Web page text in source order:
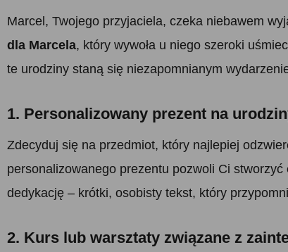
Marcel, Twojego przyjaciela, czeka niebawem
dla Marcela, który wywoła u niego szeroki
te urodziny staną się niezapomnianym
1. Personalizowany prezent na
Zdecyduj się na przedmiot, który najlepiej
personalizowanego prezentu pozwoli Ci
dedykację – krótki, osobisty tekst, który
2. Kurs lub warsztaty związane z